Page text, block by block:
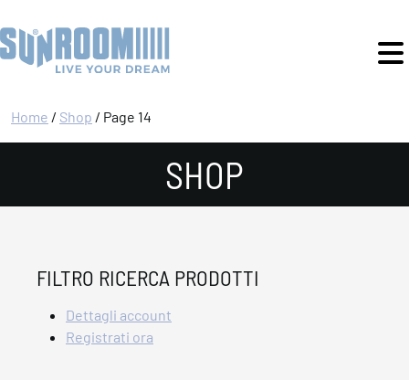
Home / Shop / Page 14
SHOP
FILTRO RICERCA PRODOTTI
Dettagli account
Registrati ora